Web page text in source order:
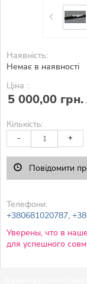
Наявність:
Немає в наявності
Ціна :
5 000,00 грн.
Кількість:
- +
Повідомити
Телефони:
+380681020787,
Уверены, что в
для успешного